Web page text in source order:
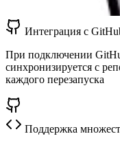
Интеграция с
При подключении
синхронизируется с
каждого перезапуска
Поддержка